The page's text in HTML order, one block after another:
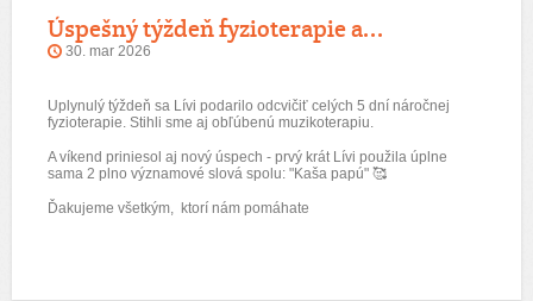
Úspešný týždeň fyzioterapie a...
30. mar 2026
Uplynulý týždeň sa Lívi podarilo odcvičiť celých 5 dní náročnej
fyzioterapie. Stihli sme aj obľúbenú muzikoterapiu.
A víkend priniesol aj nový úspech - prvý krát Lívi použila úplne
sama 2 plno významové slová spolu: "Kaša papú" 🥰
Ďakujeme všetkým, ktorí nám pomáhate